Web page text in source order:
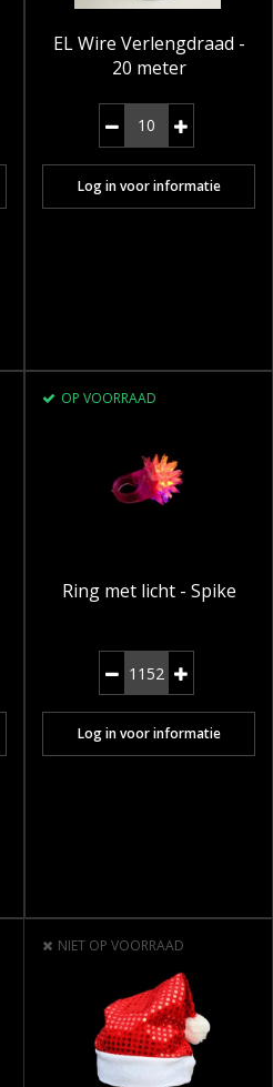
EL Wire Verlengdraad -
20 meter
Log in voor informatie
OP VOORRAAD
Ring met licht - Spike
Log in voor informatie
NIET OP VOORRAAD